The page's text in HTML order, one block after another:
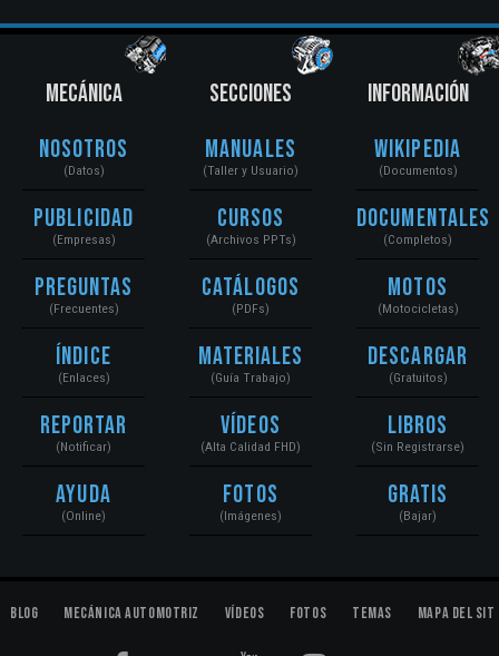
MECÁNICA
Nosotros
(Datos)
Publicidad
(Empresas)
Preguntas
(Frecuentes)
Índice
(Enlaces)
Reportar
(Notificar)
Ayuda
(Online)
SECCIONES
Manuales
(Taller y Usuario)
Cursos
(Archivos PPTs)
Catálogos
(PDFs)
Materiales
(Guía Trabajo)
Vídeos
(Alta Calidad FHD)
Fotos
(Imágenes)
INFORMACIÓN
Wikipedia
(Documentos)
Documentales
(Completos)
Motos
(Motocicletas)
Descargar
(Gratuitos)
Libros
(Sin Registrarse)
Gratis
(Bajar)
Blog Mecánica Automotriz Vídeos Fotos Temas Mapa del